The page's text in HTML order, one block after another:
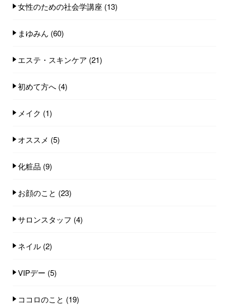
女性のための社会学講座 (13)
まゆみん (60)
エステ・スキンケア (21)
初めて方へ (4)
メイク (1)
オススメ (5)
化粧品 (9)
お顔のこと (23)
サロンスタッフ (4)
ネイル (2)
VIPデー (5)
ココロのこと (19)